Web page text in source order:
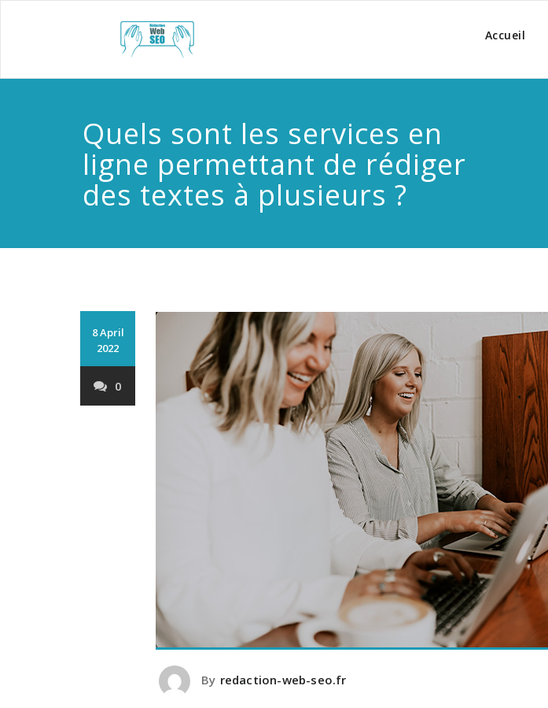
redaction-web-seo.fr
Accueil
Quels sont les services en
ligne permettant de rédiger
des textes à plusieurs ?
8 April
2022
0
By redaction-web-seo.fr